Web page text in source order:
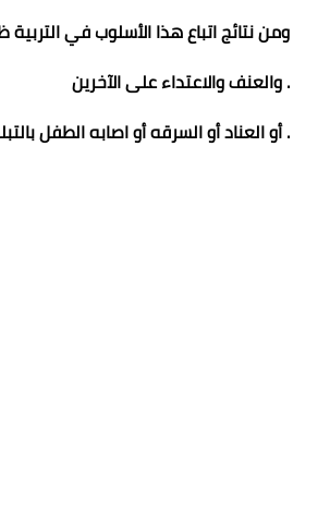
ومن نتائج اتباع هذا الأسلوب في
. والعنف والاعتداء على الآخرين
. أو العناد أو السرقه أو اصابه الطفل